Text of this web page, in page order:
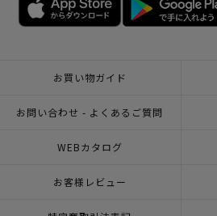
お買い物ガイド
お問い合わせ - よくあるご質問
WEBカタログ
お客様レビュー